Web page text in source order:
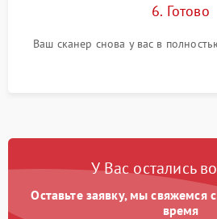
6. Готово
Ваш сканер снова у вас в
У Вас остались
Оставьте заявку, мы
время